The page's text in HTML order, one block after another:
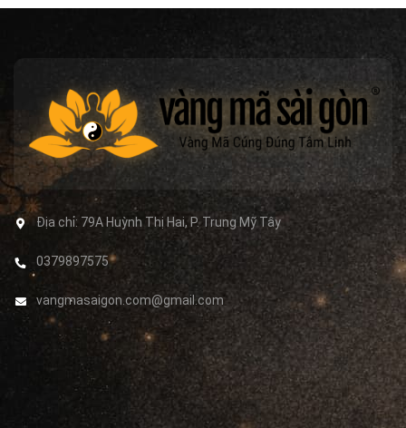
Địa chỉ: 79A Huỳnh Thị Hai, P. Trung Mỹ Tây
0379897575
vangmasaigon.com@gmail.com